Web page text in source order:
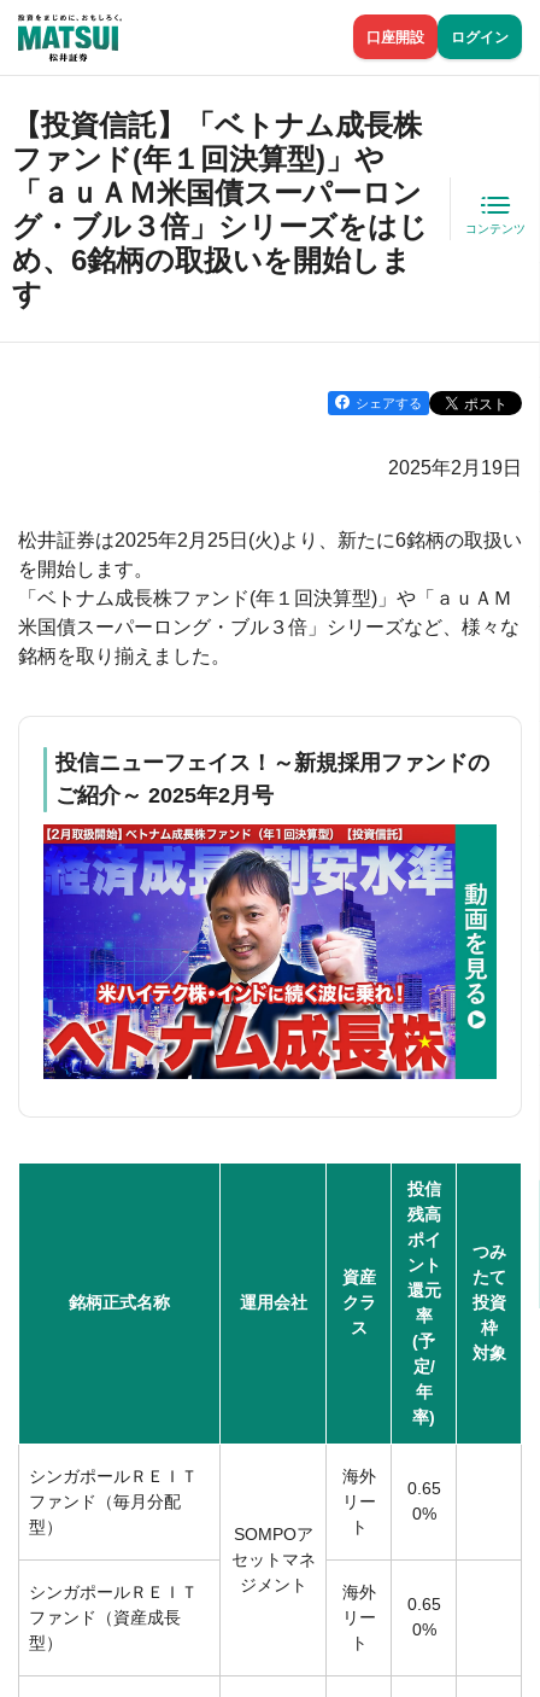
口座開設 ログイン
【投資信託】「ベトナム成長株
ファンド(年１回決算型)」や
「ａｕＡＭ米国債スーパーロン
グ・ブル３倍」シリーズをはじ
め、6銘柄の取扱いを開始しま
す
コンテンツ
シェアする
2025年2月19日
松井証券は2025年2月25日(火)より、新たに6銘柄の取扱い
を開始します。
「ベトナム成長株ファンド(年１回決算型)」や「ａｕＡＭ
米国債スーパーロング・ブル３倍」シリーズなど、様々な
銘柄を取り揃えました。
投信ニューフェイス！～新規採用ファンドの
ご紹介～ 2025年2月号
銘柄正式名称 運用会社
資産
クラ
ス
投信
残高
ポイ
ント
還元
率
(予
定/
年
率)
つみ
たて
投資
枠
対象
シンガポールＲＥＩＴ
ファンド（毎月分配
型）
SOMPOア
セットマネ
ジメント
海外
リー
ト
0.65
0%
シンガポールＲＥＩＴ
ファンド（資産成長
型）
海外
リー
ト
0.65
0%